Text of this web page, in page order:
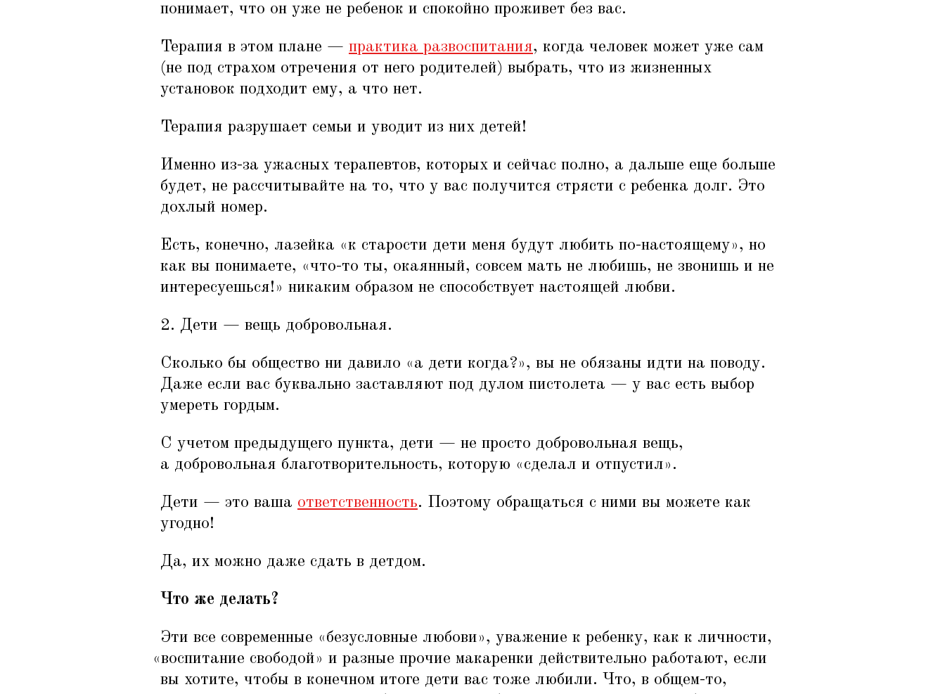
понимает, что он уже не ребенок и спокойно проживет без вас.
Терапия в этом плане — практика развоспитания, когда человек может уже сам
(не под страхом отречения от него родителей) выбрать, что из жизненных
установок подходит ему, а что нет.
Терапия разрушает семьи и уводит из них детей!
Именно из-за ужасных терапевтов, которых и сейчас полно, а дальше еще больше
будет, не рассчитывайте на то, что у вас получится стрясти с ребенка долг. Это
дохлый номер.
Есть, конечно, лазейка «к старости дети меня будут любить по-настоящему», но
как вы понимаете, «что-то ты, окаянный, совсем мать не любишь, не звонишь и не
интересуешься!» никаким образом не способствует настоящей любви.
2. Дети — вещь добровольная.
Сколько бы общество ни давило «а дети когда?», вы не обязаны идти на поводу.
Даже если вас буквально заставляют под дулом пистолета — у вас есть выбор
умереть гордым.
С учетом предыдущего пункта, дети — не просто добровольная вещь,
а добровольная благотворительность, которую «сделал и отпустил».
Дети — это ваша ответственность. Поэтому обращаться с ними вы можете как
угодно!
Да, их можно даже сдать в детдом.
Что же делать?
Эти все современные «безусловные любови», уважение к ребенку, как к личности,
«воспитание свободой» и разные прочие макаренки действительно работают, если
вы хотите, чтобы в конечном итоге дети вас тоже любили. Что, в общем-то,